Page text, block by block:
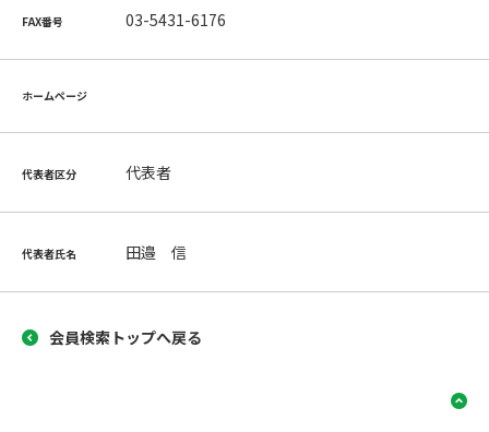
FAX番号 03-5431-6176
ホームページ
代表者区分 代表者
代表者氏名 田邉 信
会員検索トップへ戻る